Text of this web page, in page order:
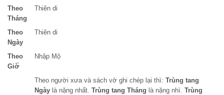
Theo
Tháng
Thiên di
Theo
Ngày
Thiên di
Theo
Giờ̀
Nhập Mộ
Theo người xưa và sách vở ghi chép lại thì: Trùng tang
Ngày là nặng nhất. Trùng tang Tháng là nặng nhì. Trùng